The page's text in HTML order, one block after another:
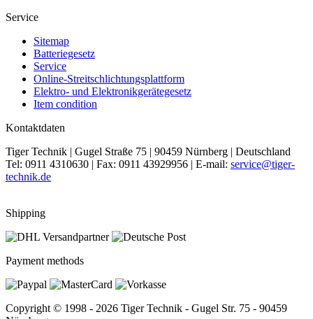
Service
Sitemap
Batteriegesetz
Service
Online-Streitschlichtungsplattform
Elektro- und Elektronikgerätegesetz
Item condition
Kontaktdaten
Tiger Technik | Gugel Straße 75 | 90459 Nürnberg | Deutschland
Tel: 0911 4310630 | Fax: 0911 43929956 | E-mail: service@tiger-
technik.de
Shipping
Payment methods
Copyright © 1998 - 2026 Tiger Technik - Gugel Str. 75 - 90459